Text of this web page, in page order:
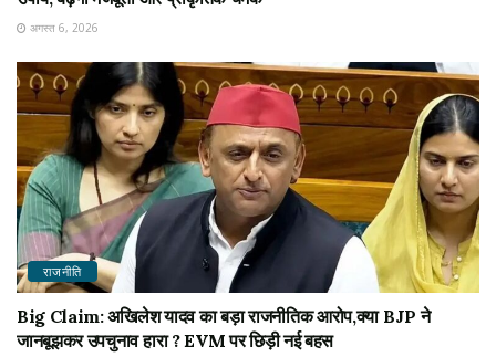
अगस्त 6, 2026
राजनीति
Big Claim: अखिलेश यादव का बड़ा राजनीतिक आरोप,क्या BJP ने
जानबूझकर उपचुनाव हारा ? EVM पर छिड़ी नई बहस